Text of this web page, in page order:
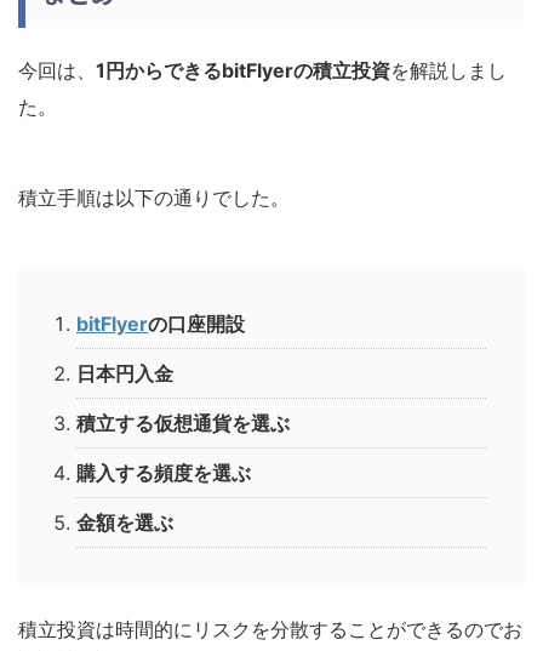
今回は、 1円からできるbitFlyerの積立投資を解説しまし
た。
積立手順は以下の通りでした。
bitFlyerの口座開設
日本円入金
積立する仮想通貨を選ぶ
購入する頻度を選ぶ
金額を選ぶ
積立投資は時間的にリスクを分散することができるのでお